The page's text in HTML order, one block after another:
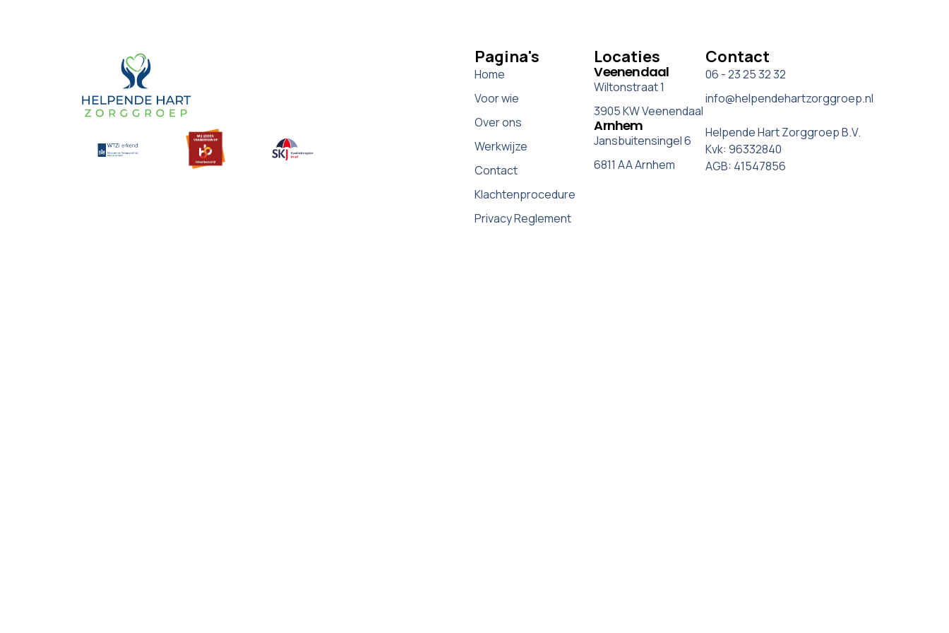
Pagina's
Home
Voor wie
Over ons
Werkwijze
Contact
Klachtenprocedure
Privacy Reglement
Locaties
Veenendaal
Wiltonstraat 1
3905 KW Veenendaal
Arnhem
Jansbuitensingel 6
6811 AA Arnhem
Contact
06 - 23 25 32 32
info@helpendehartzorggroep.nl
Helpende Hart Zorggroep B.V.
Kvk: 96332840
AGB: 41547856